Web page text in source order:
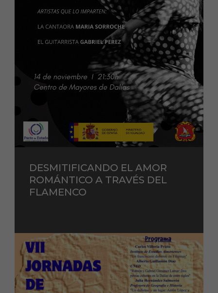
DESMITIFICANDO EL AMOR
ROMÁNTICO A TRAVÉS DEL
FLAMENCO